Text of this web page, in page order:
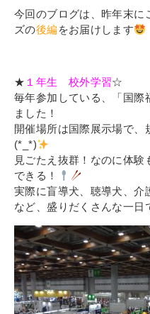
新着情報
ブログ
お問い合わせ
資料請求
インターネット出願
教職員採用情報
その他
個人情報の取り扱いについて
今回のブログは、昨年末に
ズの後編をお届けします
★ １年生 校外学習☆
毎年参加している、「国際
ました！
開催場所は国際展示場で、
(*_*)
見ごたえ抜群！なのに体験
できる！
実際に盲導犬、聴導犬、介
など、盛りだくさんな一日